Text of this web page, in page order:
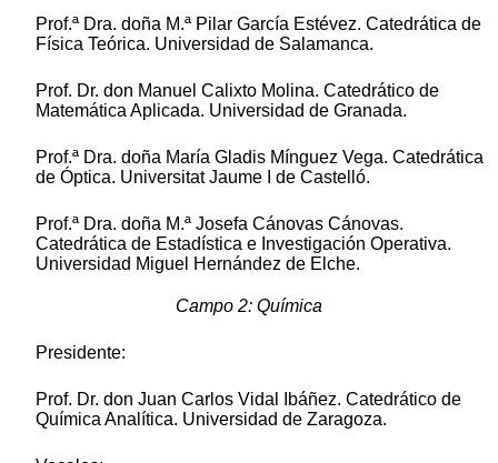
Prof.ª Dra. doña M.ª Pilar García Estévez. Catedrática de
Física Teórica. Universidad de Salamanca.
Prof. Dr. don Manuel Calixto Molina. Catedrático de
Matemática Aplicada. Universidad de Granada.
Prof.ª Dra. doña María Gladis Mínguez Vega. Catedrática
de Óptica. Universitat Jaume I de Castelló.
Prof.ª Dra. doña M.ª Josefa Cánovas Cánovas.
Catedrática de Estadística e Investigación Operativa.
Universidad Miguel Hernández de Elche.
Campo 2: Química
Presidente:
Prof. Dr. don Juan Carlos Vidal Ibáñez. Catedrático de
Química Analítica. Universidad de Zaragoza.